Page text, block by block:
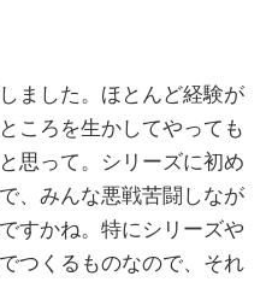
ました。ほとんど経験が
ころを生かしてやっても
思って。シリーズに初め
、みんな悪戦苦闘しなが
すかね。特にシリーズや
つくるものなので、それ